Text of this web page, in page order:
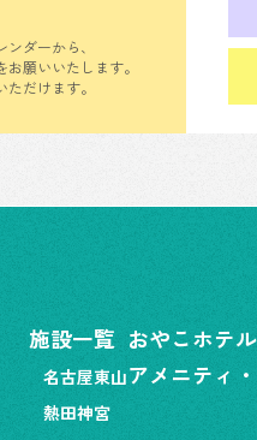
ダーから、
願いいたします。
だけます。
施設一覧
名古屋東山
熱田神宮
おやこホテ
アメニティ